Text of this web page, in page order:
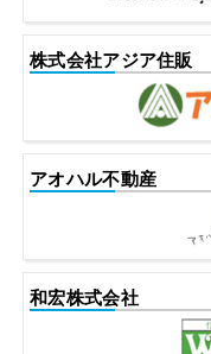
株式会社アジア住販
アオハル不動産
和宏株式会社